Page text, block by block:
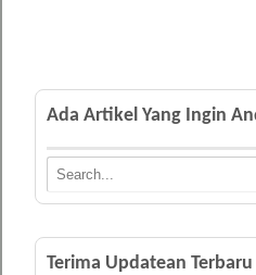
Ada Artikel Yang Ingin
Terima Updatean Terbaru